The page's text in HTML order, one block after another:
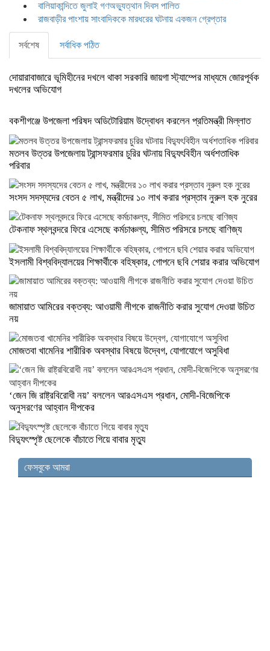
বালিয়াকান্দিতে জুলাই গণঅভ্যুত্থান দিবস পালিত
রাজবাড়ীর পাংশায় সাংবাদিককে মারধরের ঘটনায় একজন গ্রেপ্তার
সর্বশেষ সর্বাধিক পঠিত
দোয়ারাবাজারে ভূমিহীনের দখলে থাকা সরকারি জায়গা স্ট্যাম্পের মাধ্যমে জোরপূর্বক
দখলের অভিযোগ
বকশীগঞ্জে উপজেলা পরিষদ অডিটোরিয়াম উদ্বোধন করলেন প্রতিমন্ত্রী মিল্লাত
মতলব উত্তর উপজেলায় ট্রান্সফরমার চুরির ঘটনায় বিদ্যুৎবিহীন অর্ধশতাধিক
পরিবার
সংসদ সদস্যদের বেতন ৫ লাখ, মন্ত্রীদের ১০ লাখ করার প্রস্তাব নুরুল হক নুরের
টেকনাফ স্থলবন্দরে ফিরে এসেছে কর্মচাঞ্চল্য, সীমিত পরিসরে চলছে বাণিজ্য
ইসলামী বিশ্ববিদ্যালয়ের শিক্ষার্থীকে বহিষ্কার, গোপনে ছবি শেয়ার করার অভিযোগ
জামায়াত আমিরের বক্তব্য: আওয়ামী লীগকে রাজনীতি করার সুযোগ দেওয়া উচিত
নয়
মোজতবা খামেনির শারীরিক অবস্থার বিষয়ে উদ্বেগ, যোগাযোগে অসুবিধা
‘জেন জি রাষ্ট্রবিরোধী নয়’ বললেন আরএসএস প্রধান, মোদী-বিজেপিকে
অনুসরণের আহ্বান দীপকের
বিদ্যুৎস্পৃষ্ট ছেলেকে বাঁচাতে গিয়ে বাবার মৃত্যু
ফেসবুকে আমরা